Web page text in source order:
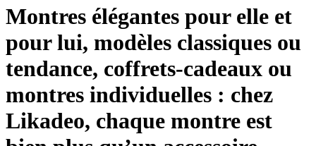
Montres élégantes pour elle et
pour lui, modèles classiques ou
tendance, coffrets‑cadeaux ou
montres individuelles : chez
Likadeo, chaque montre est